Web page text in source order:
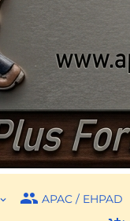
APAC / EHPAD